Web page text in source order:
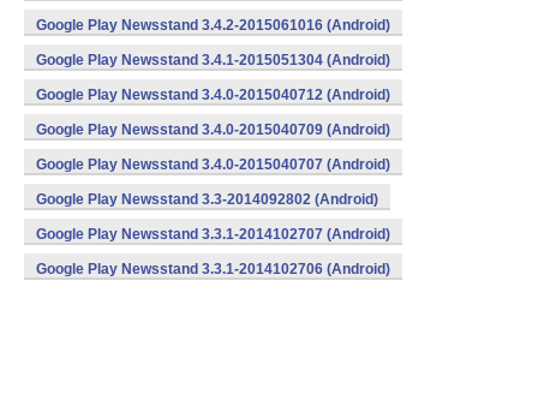
Google Play Newsstand 3.4.2-2015061016 (Android)
Google Play Newsstand 3.4.1-2015051304 (Android)
Google Play Newsstand 3.4.0-2015040712 (Android)
Google Play Newsstand 3.4.0-2015040709 (Android)
Google Play Newsstand 3.4.0-2015040707 (Android)
Google Play Newsstand 3.3-2014092802 (Android)
Google Play Newsstand 3.3.1-2014102707 (Android)
Google Play Newsstand 3.3.1-2014102706 (Android)